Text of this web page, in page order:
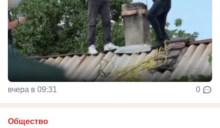
вчера в 09:31 0
Общество